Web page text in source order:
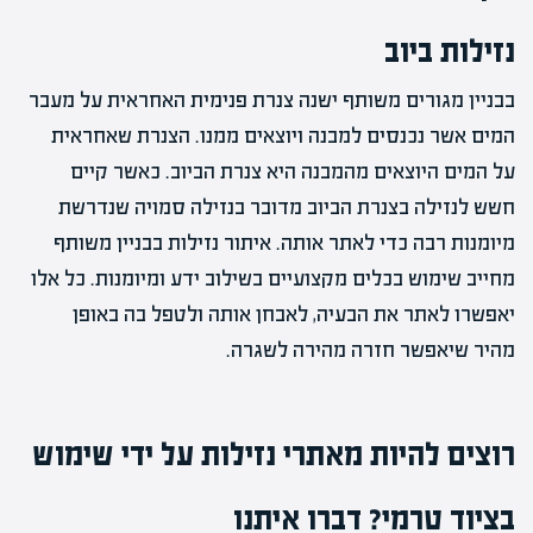
נזילות ביוב
בבניין מגורים משותף ישנה צנרת פנימית האחראית על מעבר
המים אשר נכנסים למבנה ויוצאים ממנו. הצנרת שאחראית
על המים היוצאים מהמבנה היא צנרת הביוב. כאשר קיים
חשש לנזילה בצנרת הביוב מדובר בנזילה סמויה שנדרשת
מיומנות רבה כדי לאתר אותה. איתור נזילות בבניין משותף
מחייב שימוש בכלים מקצועיים בשילוב ידע ומיומנות. כל אלו
יאפשרו לאתר את הבעיה, לאבחן אותה ולטפל בה באופן
מהיר שיאפשר חזרה מהירה לשגרה.
רוצים להיות מאתרי נזילות על ידי שימוש
בציוד טרמי? דברו איתנו